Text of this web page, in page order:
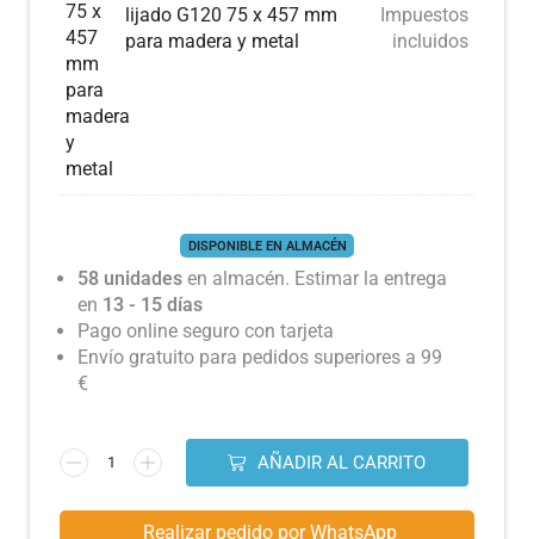
lijado G120 75 x 457 mm
para madera y metal
Impuestos
incluidos
DISPONIBLE EN ALMACÉN
58 unidades en almacén. Estimar la entrega
en 13 - 15 días
Pago online seguro con tarjeta
Envío gratuito para pedidos superiores a 99
€
AÑADIR AL CARRITO
Realizar pedido por WhatsApp